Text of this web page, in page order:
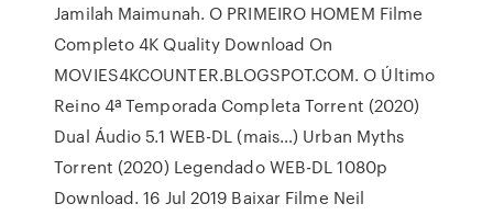
Jamilah Maimunah. O PRIMEIRO HOMEM Filme
Completo 4K Quality Download On
MOVIES4KCOUNTER.BLOGSPOT.COM. O Último
Reino 4ª Temporada Completa Torrent (2020)
Dual Áudio 5.1 WEB-DL (mais…) Urban Myths
Torrent (2020) Legendado WEB-DL 1080p
Download. 16 Jul 2019 Baixar Filme Neil